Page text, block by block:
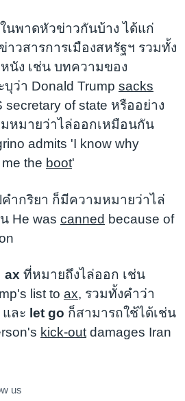
นพาดหัวข่าวกันบ้าง ได้แก่
าวสารการเมืองสหรัฐฯ รวมทั้ง
นัง เช่น บทความของ
บุว่า Donald Trump sacks
secretary of state หรืออย่าง
หมายว่าไล่ออกเหมือนกัน
admits 'I know why
the boot'
คำกริยา ก็มีความหมายว่าไล่
He was canned because of
ax ที่หมายถึงไล่ออก เช่น
list to ax, รวมทั้งคำว่า
และ let go ก็สามารถใช้ได้เช่น
kick-outdamages Iran
us